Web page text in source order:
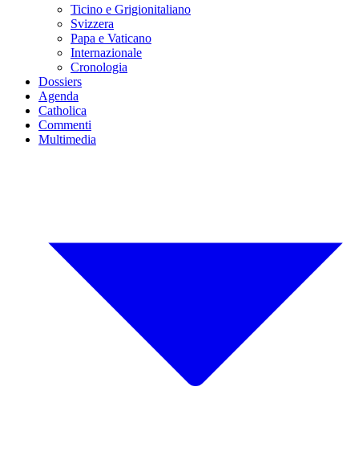
Ticino e Grigionitaliano
Svizzera
Papa e Vaticano
Internazionale
Cronologia
Dossiers
Agenda
Catholica
Commenti
Multimedia